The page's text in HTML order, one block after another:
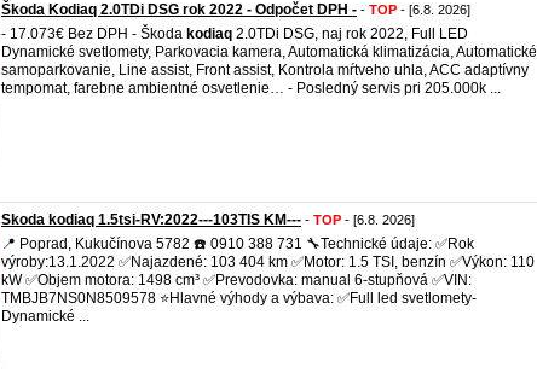
Škoda Kodiaq 2.0TDi DSG rok 2022 - Odpočet DPH - - TOP - [6.8. 2026]
- 17.073€ Bez DPH - Škoda kodiaq 2.0TDi DSG, naj rok 2022, Full LED
Dynamické svetlomety, Parkovacia kamera, Automatická klimatizácia, Automatické
samoparkovanie, Line assist, Front assist, Kontrola mŕtveho uhla, ACC adaptívny
tempomat, farebne ambientné osvetlenie… - Posledný servis pri 205.000k ...
Skoda kodiaq 1.5tsi-RV:2022---103TIS KM--- - TOP - [6.8. 2026]
📍 Poprad, Kukučínova 5782 ☎️ 0910 388 731 🔧Technické údaje: ✅Rok
výroby:13.1.2022 ✅Najazdené: 103 404 km ✅Motor: 1.5 TSI, benzín ✅Výkon: 110
kW ✅Objem motora: 1498 cm³ ✅Prevodovka: manual 6-stupňová ✅VIN:
TMBJB7NS0N8509578 ⭐Hlavné výhody a výbava: ✅Full led svetlomety-
Dynamické ...